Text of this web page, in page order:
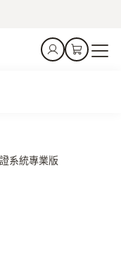
系統專業版